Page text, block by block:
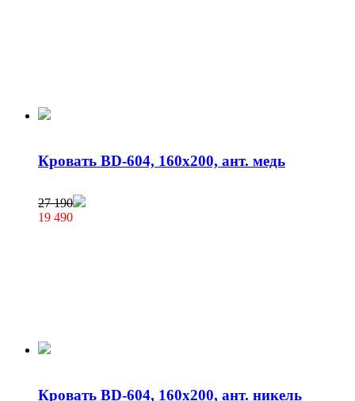
Кровать BD-604, 160х200, ант. медь
27 190
19 490
Кровать BD-604, 160х200, ант. никель